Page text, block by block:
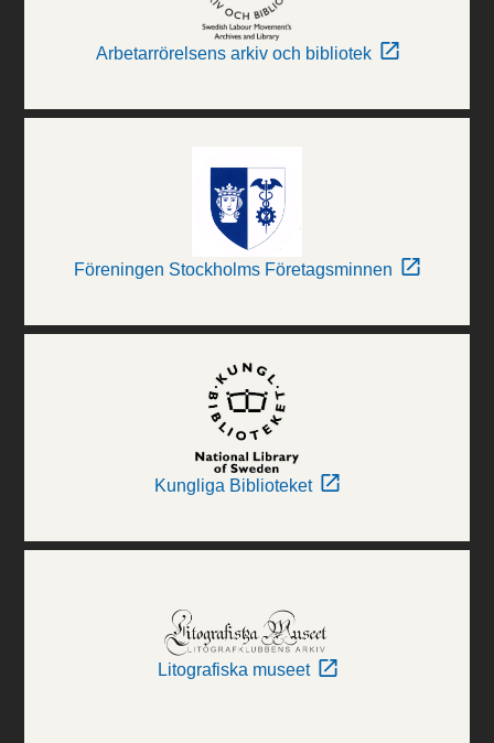
Arbetarrörelsens arkiv och bibliotek
Föreningen Stockholms Företagsminnen
Kungliga Biblioteket
Litografiska museet